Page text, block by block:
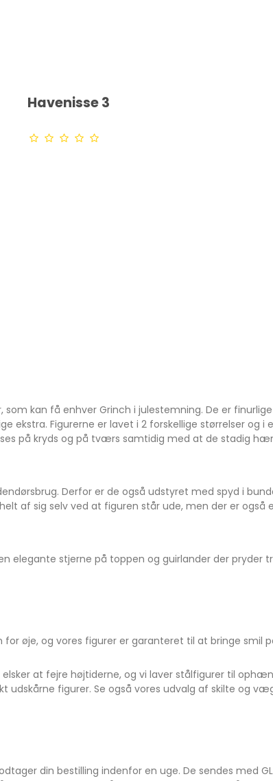
Havenisse 3
som kan få enhver Grinch i julestemning. De er
ekstra. Figurerne er lavet i 2 forskellige størrelser og
på kryds og på tværs samtidig med at de stadig
Derfor er de også udstyret med spyd i
af sig selv ved at figuren står ude, men der er
elegante stjerne på toppen og guirlander der
øje, og vores figurer er garanteret til at bringe smil
elsker at fejre højtiderne, og vi laver stålfigurer til
figurer. Se også vores udvalg af skilte og
din bestilling indenfor en uge. De sendes med